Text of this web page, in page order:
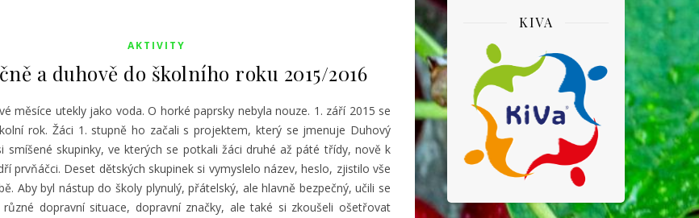
AKTIVITY
a duhově do školního roku 2015/2016
měsíce utekly jako voda. O horké paprsky nebyla nouze. 1. září 2015 se
rok. Žáci 1. stupně ho začali s projektem, který se jmenuje Duhový
smíšené skupinky, ve kterých se potkali žáci druhé až páté třídy, nově k
prvňáčci. Deset dětských skupinek si vymyslelo název, heslo, zjistilo vše
Aby byl nástup do školy plynulý, přátelský, ale hlavně bezpečný, učili se
různé dopravní situace, dopravní značky, ale také si zkoušeli ošetřovat
KIVA